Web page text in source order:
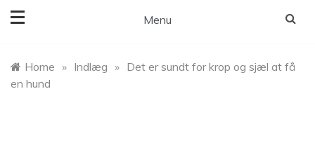
Menu
Home » Indlæg » Det er sundt for krop og sjæl at få
en hund